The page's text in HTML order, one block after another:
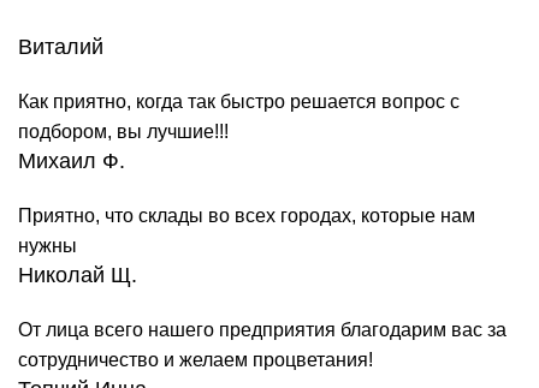
Виталий
Как приятно, когда так быстро решается вопрос с
подбором, вы лучшие!!!
Михаил Ф.
Приятно, что склады во всех городах, которые нам
нужны
Николай Щ.
От лица всего нашего предприятия благодарим вас за
сотрудничество и желаем процветания!